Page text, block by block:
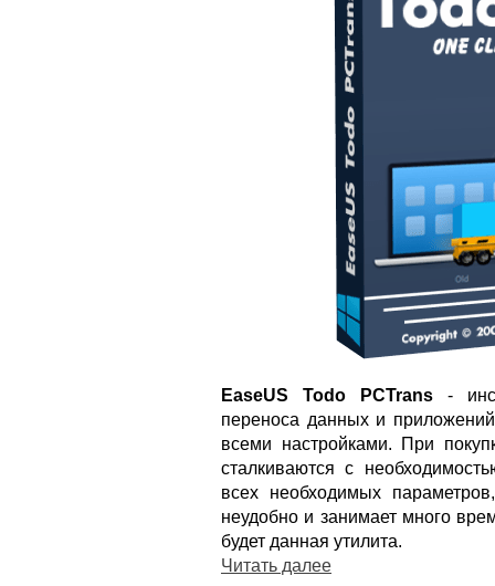
EaseUS Todo PCTrans -
переноса данных и
всеми настройками. При
сталкиваются с
всех необходимых
неудобно и занимает много
будет данная утилита.
Читать далее